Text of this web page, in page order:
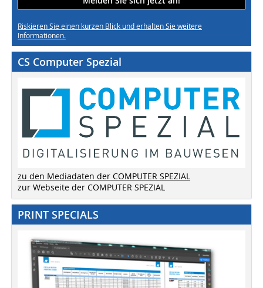
Riskieren Sie einen kurzen Blick und erhalten Sie weitere
Informationen.
CS Computer Spezial
zu den Mediadaten der COMPUTER SPEZIAL
zur Webseite der COMPUTER SPEZIAL
PRINT SPECIALS